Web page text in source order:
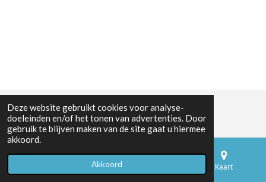
Deze website gebruikt cookies voor analyse-
doeleinden en/of het tonen van advertenties. Door
gebruik te blijven maken van de site gaat u hiermee
akkoord.
AkkoordTelefoonnummer Kaart